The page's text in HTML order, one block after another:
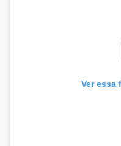
Ver essa